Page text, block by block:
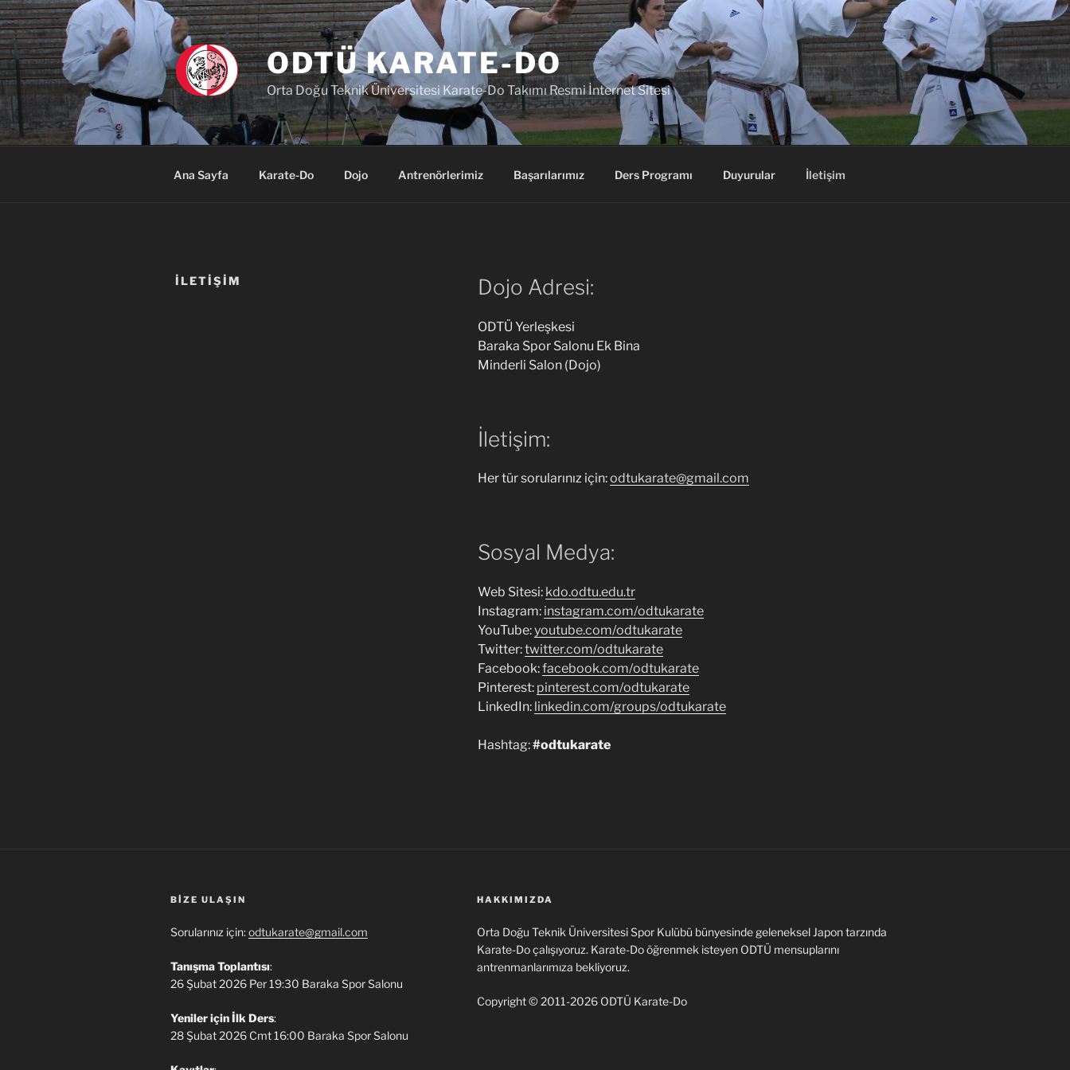
İçeriğe
geç
ODTÜ KARATE-DO
Orta Doğu Teknik Üniversitesi Karate-Do Takımı Resmi İnternet Sitesi
Ana Sayfa Karate-Do Dojo Antrenörlerimiz Başarılarımız Ders Programı Duyurular İletişim
İLETIŞIM Dojo Adresi:
ODTÜ Yerleşkesi
Baraka Spor Salonu Ek Bina
Minderli Salon (Dojo)
İletişim:
Her tür sorularınız için:odtukarate@gmail.com
Sosyal Medya:
Web Sitesi: kdo.odtu.edu.tr
Instagram: instagram.com/odtukarate
YouTube:youtube.com/odtukarate
Twitter:twitter.com/odtukarate
Facebook:facebook.com/odtukarate
Pinterest: pinterest.com/odtukarate
LinkedIn: linkedin.com/groups/odtukarate
Hashtag:#odtukarate
BIZE ULAŞIN
Sorularınız için:odtukarate@gmail.com
Tanışma Toplantısı:
26 Şubat 2026 Per 19:30 Baraka Spor Salonu
Yeniler için İlk Ders:
28 Şubat 2026 Cmt 16:00 Baraka Spor Salonu
HAKKIMIZDA
Orta Doğu Teknik Üniversitesi Spor Kulübü bünyesinde geleneksel Japon tarzında
Karate-Do çalışıyoruz. Karate-Do öğrenmek isteyen ODTÜ mensuplarını
antrenmanlarımıza bekliyoruz.
Copyright © 2011-2026 ODTÜ Karate-Do